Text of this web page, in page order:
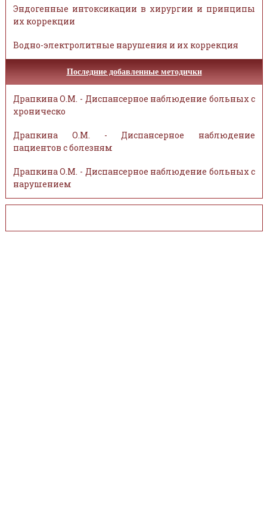
Эндогенные интоксикации в хирургии и принципы
их коррекции
Водно-электролитные нарушения и их коррекция
Последние добавленные методички
Драпкина О.М. - Диспансерное наблюдение больных с
хроническо
Драпкина О.М. - Диспансерное наблюдение
пациентов с болезням
Драпкина О.М. - Диспансерное наблюдение больных с
нарушением